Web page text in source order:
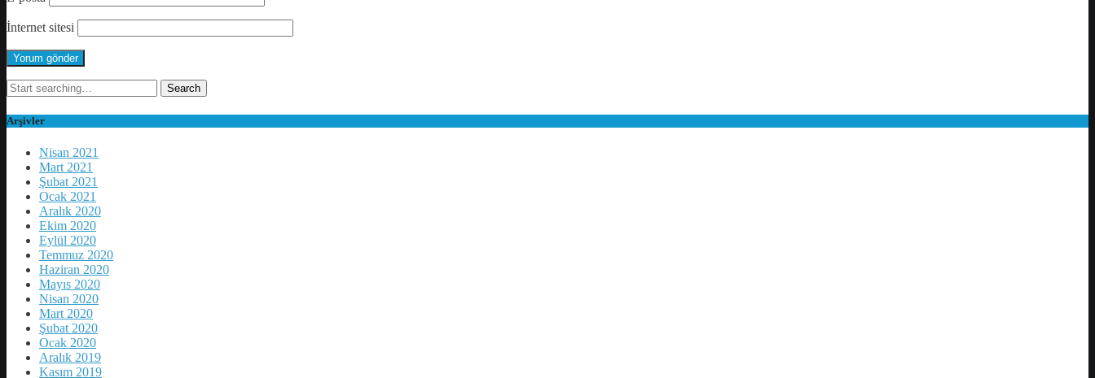
İnternet sitesi
Search
for:
Arşivler
Nisan 2021
Mart 2021
Şubat 2021
Ocak 2021
Aralık 2020
Ekim 2020
Eylül 2020
Temmuz 2020
Haziran 2020
Mayıs 2020
Nisan 2020
Mart 2020
Şubat 2020
Ocak 2020
Aralık 2019
Kasım 2019